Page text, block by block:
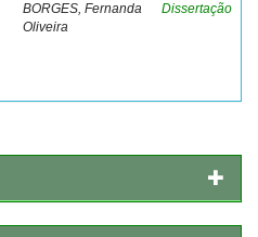
BORGES, Fernanda
Oliveira
Dissertação